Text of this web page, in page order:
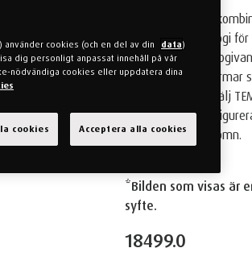
TEMPUR North™
avancerad teknologi
Upplev en riktigt
materialet som formar
tryckavlastning. Välj
i ditt sovrum.
riktigt god natts sömn.
*Bilden som visas är
syfte.
18499.0
använder cookies (och en del av din data)
dig personligt anpassat innehåll på vår
nödvändiga cookies eller uppdatera dina
cookies Acceptera alla cookies